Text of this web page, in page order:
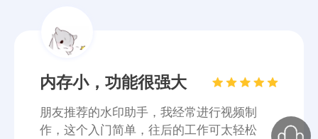
操作简单适合小白
整体来说挺好的，操作没有很复杂，对于新
手来说是个很不错的选择！